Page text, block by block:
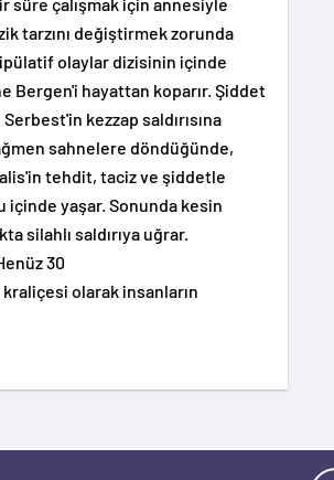
tarzını değiştirmek zorunda
olaylar dizisinin içinde
Bergen'i hayattan koparır. Şiddet
kezzap saldırısına
sahnelere döndüğünde,
tehdit, taciz ve şiddetle
yaşar. Sonunda kesin
silahlı saldırıya uğrar.
30
olarak insanların